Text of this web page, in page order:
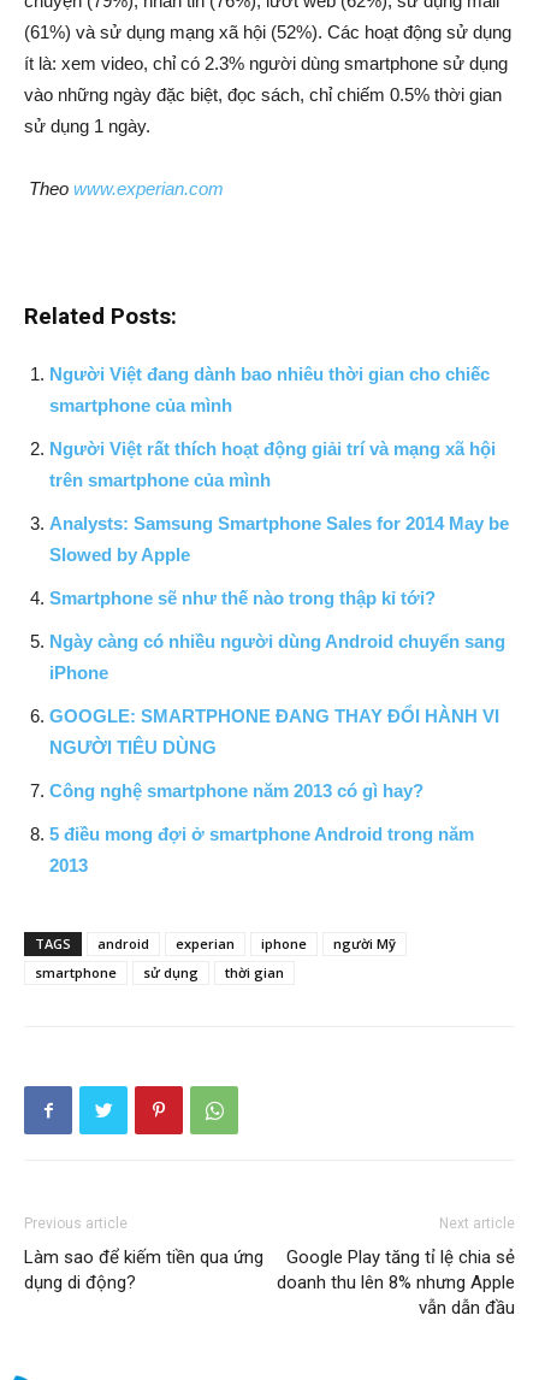
(61%) và sử dụng mạng xã hội (52%). Các hoạt động sử dụng
ít là: xem video, chỉ có 2.3% người dùng smartphone sử dụng
vào những ngày đặc biệt, đọc sách, chỉ chiếm 0.5% thời gian
sử dụng 1 ngày.
Theo www.experian.com
Related Posts:
Người Việt đang dành bao nhiêu thời gian cho chiếc
smartphone của mình
Người Việt rất thích hoạt động giải trí và mạng xã hội
trên smartphone của mình
Analysts: Samsung Smartphone Sales for 2014 May be
Slowed by Apple
Smartphone sẽ như thế nào trong thập kỉ tới?
Ngày càng có nhiều người dùng Android chuyển sang
iPhone
GOOGLE: SMARTPHONE ĐANG THAY ĐỔI HÀNH VI
NGƯỜI TIÊU DÙNG
Công nghệ smartphone năm 2013 có gì hay?
5 điều mong đợi ở smartphone Android trong năm
2013
TAGS android experian iphone
người Mỹ
smartphone
sử dụng thời gian
Previous article
Làm sao để kiếm tiền qua ứng
dụng di động?
Next article
Google Play tăng tỉ lệ chia sẻ
doanh thu lên 8% nhưng Apple
vẫn dẫn đầu